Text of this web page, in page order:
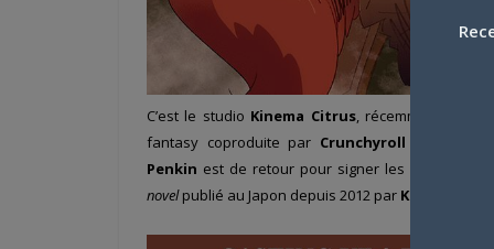
C’est le studio Kinema Citrus, récemment vu sur
fantasy coproduite par Crunchyroll
Penkin est de retour pour signer les OST, sous
novelpublié au Japon depuis 2012 par Kadokawa